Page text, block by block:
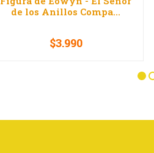
de los Anillos Compa...
+
$3.990